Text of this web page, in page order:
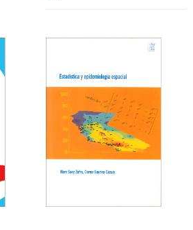
variants.
Les
opcions
del